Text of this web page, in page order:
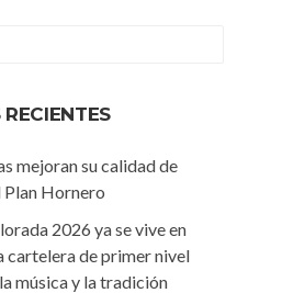
mejoran su calidad de
Plan Hornero
2026 ya se vive en
cartelera de primer nivel
música y la tradición